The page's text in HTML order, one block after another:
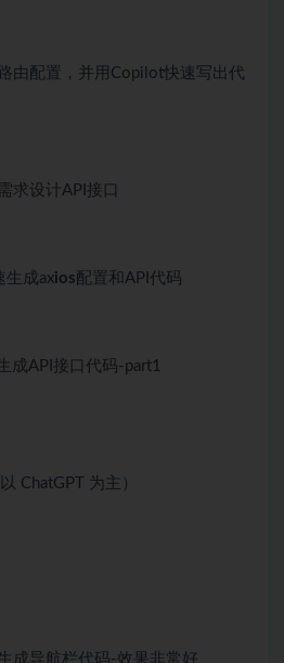
由配置，并用Copilot快速写出代
求设计API接口
生成axios配置和API代码
成API接口代码-part1
ChatGPT 为主）
成导航栏代码-效果非常好